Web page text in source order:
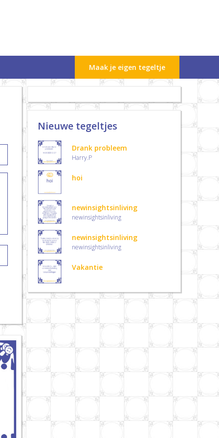
Maak je eigen tegeltje
Nieuwe tegeltjes
Drank probleem
Harry.P
hoi
newinsightsinliving
newinsightsinliving
newinsightsinliving
newinsightsinliving
Vakantie